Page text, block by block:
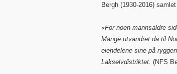
Bergh (1930-2016)
«For noen mannsaldre
Mange utvandret da til
eiendelene sine på
Lakselvdistriktet. (NFS